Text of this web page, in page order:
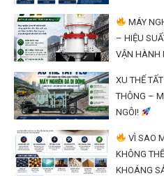
MÁY
– HIỆU
VẬN HÀNH
XU THẾ
THÔNG –
NGÔI!
VÌ SAO
KHÔNG
KHOÁNG